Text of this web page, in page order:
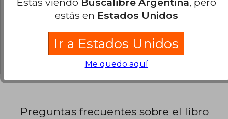
contemporánea. 0% (0)
0% (0)
Preguntas frecuentes sobre el libro
estás en Estados Unidos
Ir a Estados Unidos
Me quedo aquí